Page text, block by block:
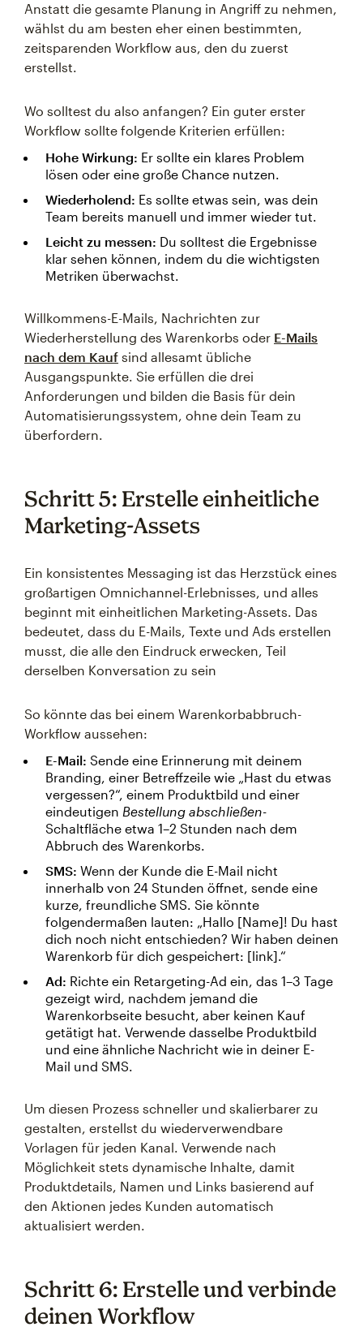
Anstatt die gesamte Planung in Angriff zu nehmen,
wählst du am besten eher einen bestimmten,
zeitsparenden Workflow aus, den du zuerst
erstellst.
Wo solltest du also anfangen? Ein guter erster
Workflow sollte folgende Kriterien erfüllen:
Hohe Wirkung: Er sollte ein klares Problem
lösen oder eine große Chance nutzen.
Wiederholend: Es sollte etwas sein, was dein
Team bereits manuell und immer wieder tut.
Leicht zu messen: Du solltest die Ergebnisse
klar sehen können, indem du die wichtigsten
Metriken überwachst.
Willkommens-E-Mails, Nachrichten zur
Wiederherstellung des Warenkorbs oder E-Mails
nach dem Kauf sind allesamt übliche
Ausgangspunkte. Sie erfüllen die drei
Anforderungen und bilden die Basis für dein
Automatisierungssystem, ohne dein Team zu
überfordern.
Schritt 5: Erstelle einheitliche
Marketing-Assets
Ein konsistentes Messaging ist das Herzstück eines
großartigen Omnichannel-Erlebnisses, und alles
beginnt mit einheitlichen Marketing-Assets. Das
bedeutet, dass du E-Mails, Texte und Ads erstellen
musst, die alle den Eindruck erwecken, Teil
derselben Konversation zu sein
So könnte das bei einem Warenkorbabbruch-
Workflow aussehen:
E-Mail: Sende eine Erinnerung mit deinem
Branding, einer Betreffzeile wie „Hast du etwas
vergessen?“, einem Produktbild und einer
eindeutigen Bestellung abschließen-
Schaltfläche etwa 1–2 Stunden nach dem
Abbruch des Warenkorbs.
SMS: Wenn der Kunde die E-Mail nicht
innerhalb von 24 Stunden öffnet, sende eine
kurze, freundliche SMS. Sie könnte
folgendermaßen lauten: „Hallo [Name]! Du hast
dich noch nicht entschieden? Wir haben deinen
Warenkorb für dich gespeichert: [link].“
Ad: Richte ein Retargeting-Ad ein, das 1–3 Tage
gezeigt wird, nachdem jemand die
Warenkorbseite besucht, aber keinen Kauf
getätigt hat. Verwende dasselbe Produktbild
und eine ähnliche Nachricht wie in deiner E-
Mail und SMS.
Um diesen Prozess schneller und skalierbarer zu
gestalten, erstellst du wiederverwendbare
Vorlagen für jeden Kanal. Verwende nach
Möglichkeit stets dynamische Inhalte, damit
Produktdetails, Namen und Links basierend auf
den Aktionen jedes Kunden automatisch
aktualisiert werden.
Schritt 6: Erstelle und verbinde
deinen Workflow